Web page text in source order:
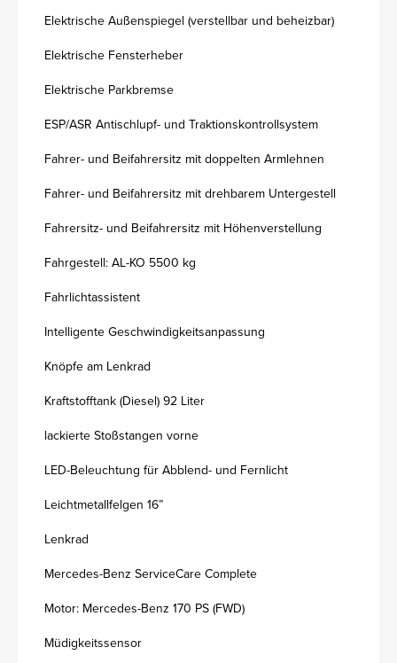
Elektrische Außenspiegel (verstellbar und beheizbar)
Elektrische Fensterheber
Elektrische Parkbremse
ESP/ASR Antischlupf- und Traktionskontrollsystem
Fahrer- und Beifahrersitz mit doppelten Armlehnen
Fahrer- und Beifahrersitz mit drehbarem Untergestell
Fahrersitz- und Beifahrersitz mit Höhenverstellung
Fahrgestell: AL-KO 5500 kg
Fahrlichtassistent
Intelligente Geschwindigkeitsanpassung
Knöpfe am Lenkrad
Kraftstofftank (Diesel) 92 Liter
lackierte Stoßstangen vorne
LED-Beleuchtung für Abblend- und Fernlicht
Leichtmetallfelgen 16”
Lenkrad
Mercedes-Benz ServiceCare Complete
Motor: Mercedes-Benz 170 PS (FWD)
Müdigkeitssensor